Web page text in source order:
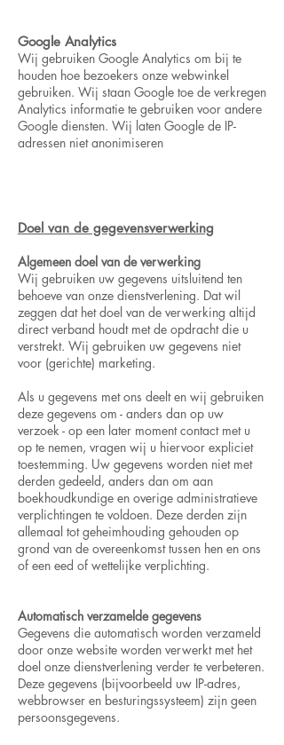
Google Analytics
Wij gebruiken Google Analytics om bij te
houden hoe bezoekers onze webwinkel
gebruiken. Wij staan Google toe de verkregen
Analytics informatie te gebruiken voor andere
Google diensten. Wij laten Google de IP-
adressen niet anonimiseren
Doel van de gegevensverwerking
Algemeen doel van de verwerking
Wij gebruiken uw gegevens uitsluitend ten
behoeve van onze dienstverlening. Dat wil
zeggen dat het doel van de verwerking altijd
direct verband houdt met de opdracht die u
verstrekt. Wij gebruiken uw gegevens niet
voor (gerichte) marketing.
Als u gegevens met ons deelt en wij gebruiken
deze gegevens om - anders dan op uw
verzoek - op een later moment contact met u
op te nemen, vragen wij u hiervoor expliciet
toestemming. Uw gegevens worden niet met
derden gedeeld, anders dan om aan
boekhoudkundige en overige administratieve
verplichtingen te voldoen. Deze derden zijn
allemaal tot geheimhouding gehouden op
grond van de overeenkomst tussen hen en ons
of een eed of wettelijke verplichting.
Automatisch verzamelde gegevens
Gegevens die automatisch worden verzameld
door onze website worden verwerkt met het
doel onze dienstverlening verder te verbeteren.
Deze gegevens (bijvoorbeeld uw IP-adres,
webbrowser en besturingssysteem) zijn geen
persoonsgegevens.